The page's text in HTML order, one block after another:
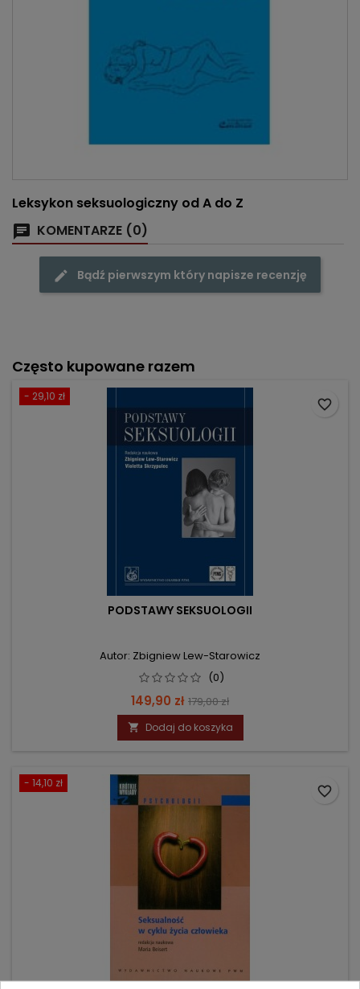
Leksykon seksuologiczny od A do Z
KOMENTARZE (0)
Bądź pierwszym który napisze recenzję
Często kupowane razem
- 29,10 zł
PODSTAWY SEKSUOLOGII
Autor: Zbigniew Lew-Starowicz
(0)
Cena
149,90 zł Cena
podstawowa
179,00 zł
 Dodaj do koszyka
favorite_border
- 14,10 zł
favorite_border